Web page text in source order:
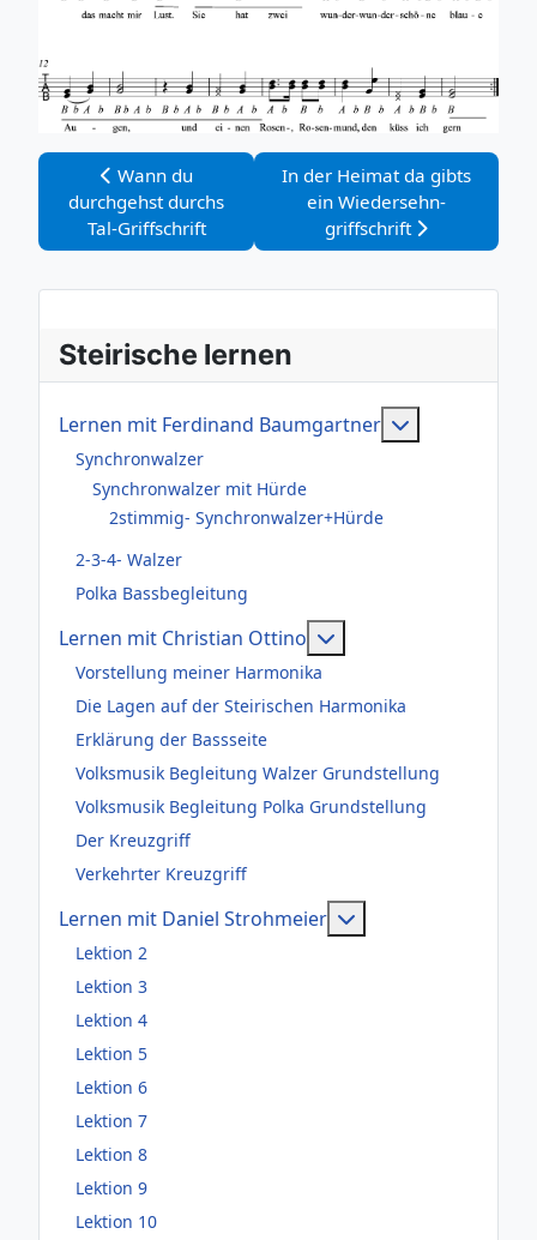
Vorheriger Beitrag: Wann du durchgehst durchs
Wann du
durchgehst durchs
Tal-Griffschrift
Nächster Beitrag: In der
In der Heimat da gibts
ein Wiedersehn-
griffschrift
Steirische lernen
Lernen mit Ferdinand Baumgartner
Synchronwalzer
Synchronwalzer mit Hürde
2stimmig- Synchronwalzer+Hürde
2-3-4- Walzer
Polka Bassbegleitung
Lernen mit Christian Ottino
Vorstellung meiner Harmonika
Die Lagen auf der Steirischen Harmonika
Erklärung der Bassseite
Volksmusik Begleitung Walzer Grundstellung
Volksmusik Begleitung Polka Grundstellung
Der Kreuzgriff
Verkehrter Kreuzgriff
Lernen mit Daniel Strohmeier
Lektion 2
Lektion 3
Lektion 4
Lektion 5
Lektion 6
Lektion 7
Lektion 8
Lektion 9
Lektion 10